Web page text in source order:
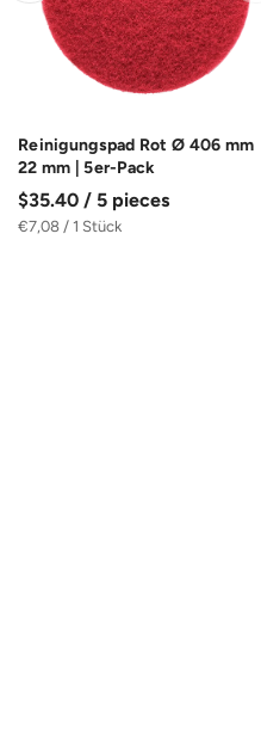
Reinigungspad Rot Ø 406 mm
22 mm | 5er-Pack
$35.40 / 5 pieces
€7,08 / 1 Stück